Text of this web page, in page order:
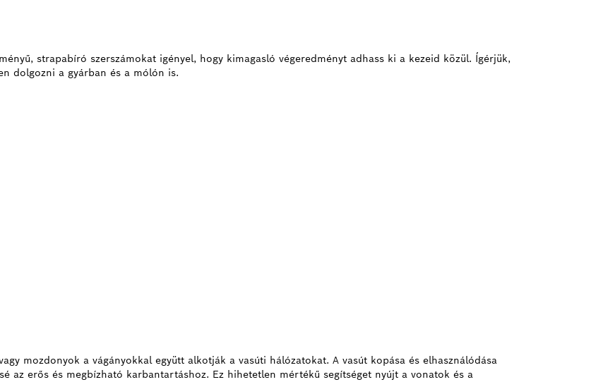
strapabíró szerszámokat igényel, hogy kimagasló végeredményt adhass ki a kezeid közül. Ígérjük,
dolgozni a gyárban és a mólón is.
mozdonyok a vágányokkal együtt alkotják a vasúti hálózatokat. A vasút kopása és elhasználódása
az erős és megbízható karbantartáshoz. Ez hihetetlen mértékű segítséget nyújt a vonatok és a